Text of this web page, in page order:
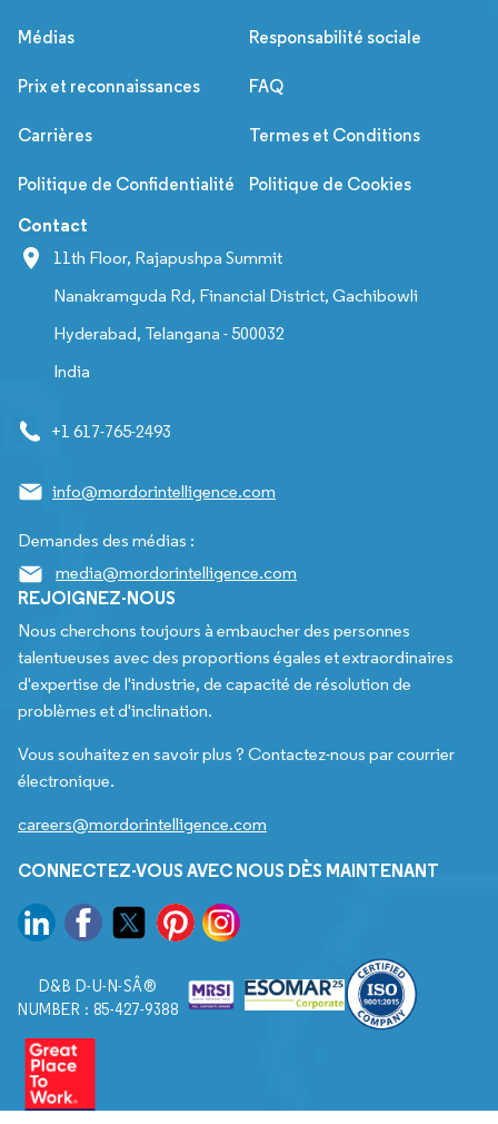
Médias Responsabilité sociale
Prix et reconnaissances FAQ
Carrières Termes et Conditions
Politique de Confidentialité Politique de Cookies
Contact
11th Floor, Rajapushpa Summit
Nanakramguda Rd, Financial District, Gachibowli
Hyderabad, Telangana - 500032
India
+1 617-765-2493
info@mordorintelligence.com
Demandes des médias :
media@mordorintelligence.com
REJOIGNEZ-NOUS
Nous cherchons toujours à embaucher des personnes
talentueuses avec des proportions égales et extraordinaires
d'expertise de l'industrie, de capacité de résolution de
problèmes et d'inclination.
Vous souhaitez en savoir plus ? Contactez-nous par courrier
électronique.
careers@mordorintelligence.com
CONNECTEZ-VOUS AVEC NOUS DÈS MAINTENANT
D&B D-U-N-SÂ®
NUMBER : 85-427-9388